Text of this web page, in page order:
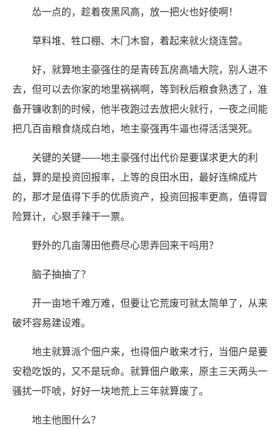
怂一点的，趁着夜黑风高，放一把火也好使啊！
草料堆、牲口棚、木门木窗，着起来就火烧连营。
好，就算地主豪强住的是青砖瓦房高墙大院，别人进不
去，但可以去你家的地里祸祸啊，等到秋后粮食熟透了，准
备开镰收割的时候，他半夜跑过去放把火就行，一夜之间能
把几百亩粮食烧成白地，地主豪强再牛逼也得活活哭死。
关键的关键——地主豪强付出代价是要谋求更大的利
益，算的是投资回报率，上等的良田水田，最好连绵成片
的，那才是值得下手的优质资产，投资回报率更高，值得冒
险算计，心狠手辣干一票。
野外的几亩薄田他费尽心思弄回来干吗用？
脑子抽抽了？
开一亩地千难万难，但要让它荒废可就太简单了，从来
破坏容易建设难。
地主就算派个佃户来，也得佃户敢来才行，当佃户是要
安稳吃饭的，又不是玩命。就算佃户敢来，原主三天两头一
骚扰一吓唬，好好一块地荒上三年就算废了。
地主他图什么？